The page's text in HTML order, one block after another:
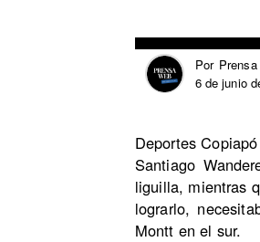
Por
6 de junio
Deportes
Santiago
liguilla, mientras
lograrlo,
Montt en el sur.